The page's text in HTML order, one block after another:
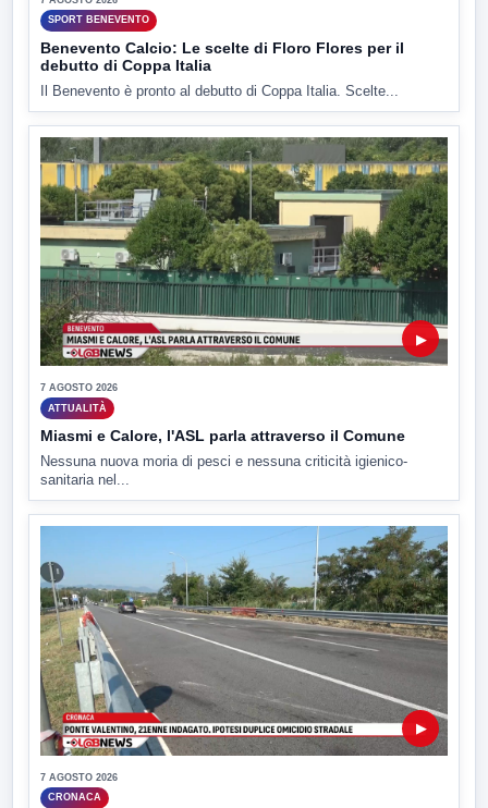
SPORT BENEVENTO
Benevento Calcio: Le scelte di Floro Flores per il
debutto di Coppa Italia
Il Benevento è pronto al debutto di Coppa Italia. Scelte...
▶
7 AGOSTO 2026
ATTUALITÀ
Miasmi e Calore, l'ASL parla attraverso il Comune
Nessuna nuova moria di pesci e nessuna criticità igienico-
sanitaria nel...
▶
7 AGOSTO 2026
CRONACA